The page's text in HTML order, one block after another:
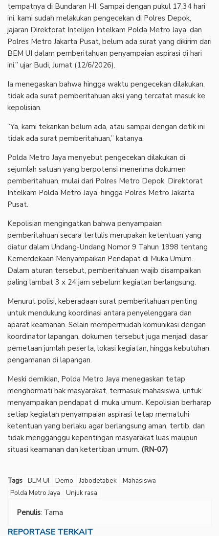
tempatnya di Bundaran HI. Sampai dengan pukul 17.34 hari
ini, kami sudah melakukan pengecekan di Polres Depok,
jajaran Direktorat Intelijen Intelkam Polda Metro Jaya, dan
Polres Metro Jakarta Pusat, belum ada surat yang dikirim dari
BEM UI dalam pemberitahuan penyampaian aspirasi di hari
ini,” ujar Budi, Jumat (12/6/2026).
‎Ia menegaskan bahwa hingga waktu pengecekan dilakukan,
tidak ada surat pemberitahuan aksi yang tercatat masuk ke
kepolisian.
‎”Ya, kami tekankan belum ada, atau sampai dengan detik ini
tidak ada surat pemberitahuan,” katanya.
‎Polda Metro Jaya menyebut pengecekan dilakukan di
sejumlah satuan yang berpotensi menerima dokumen
pemberitahuan, mulai dari Polres Metro Depok, Direktorat
Intelkam Polda Metro Jaya, hingga Polres Metro Jakarta
Pusat.
‎Kepolisian mengingatkan bahwa penyampaian
pemberitahuan secara tertulis merupakan ketentuan yang
diatur dalam Undang-Undang Nomor 9 Tahun 1998 tentang
Kemerdekaan Menyampaikan Pendapat di Muka Umum.
Dalam aturan tersebut, pemberitahuan wajib disampaikan
paling lambat 3 x 24 jam sebelum kegiatan berlangsung.
‎Menurut polisi, keberadaan surat pemberitahuan penting
untuk mendukung koordinasi antara penyelenggara dan
aparat keamanan. Selain mempermudah komunikasi dengan
koordinator lapangan, dokumen tersebut juga menjadi dasar
pemetaan jumlah peserta, lokasi kegiatan, hingga kebutuhan
pengamanan di lapangan.
‎Meski demikian, Polda Metro Jaya menegaskan tetap
menghormati hak masyarakat, termasuk mahasiswa, untuk
menyampaikan pendapat di muka umum. Kepolisian berharap
setiap kegiatan penyampaian aspirasi tetap mematuhi
ketentuan yang berlaku agar berlangsung aman, tertib, dan
tidak mengganggu kepentingan masyarakat luas maupun
situasi keamanan dan ketertiban umum. (RN-07)
Tags BEM UI Demo Jabodetabek
Mahasiswa
Polda Metro Jaya
Unjuk rasa
Penulis: Tama
REPORTASE TERKAIT